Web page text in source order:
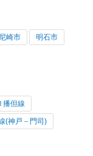
尼崎市 明石市
播但線
(神戸－門司)